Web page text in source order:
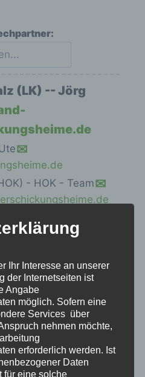
(LK) -- Jörg
- HOK - Team
Bad-Kr-Bad-
St.Antonius (HK) in
(Bad Kreuznach) -
(HK) in
Dannenfels-
Ihr Interesse an unserer
der Internetseiten ist
Angabe
möglich. Sofern eine
Services über
nehmen möchte,
erforderlich werden. Ist
Daten
für eine solche